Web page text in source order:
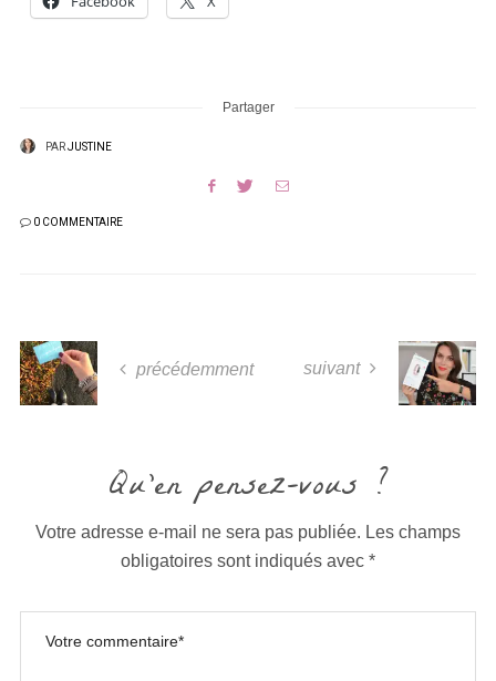
Partager
PARJUSTINE
0 COMMENTAIRE
précédemment suivant
Qu'en pensez-vous ?
Votre adresse e-mail ne sera pas publiée. Les champs
obligatoires sont indiqués avec *